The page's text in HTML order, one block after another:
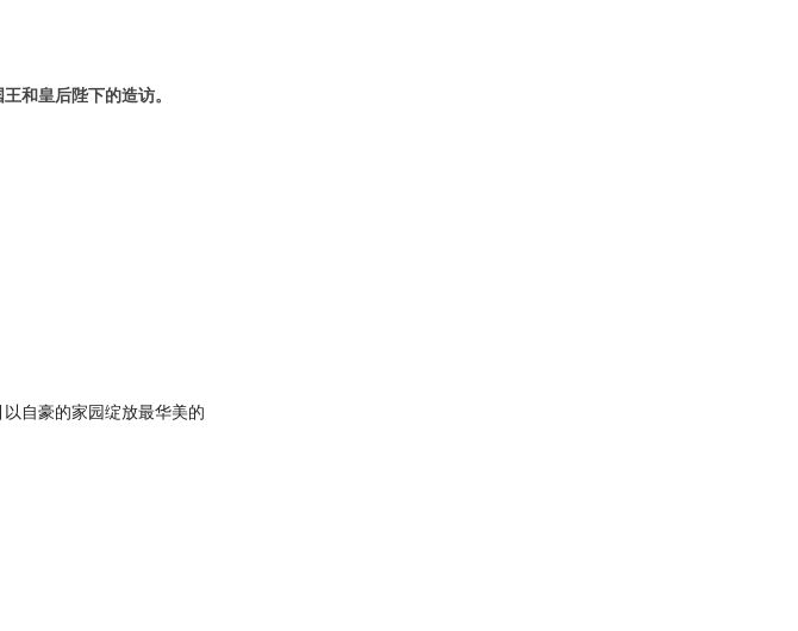
和皇后陛下的造访。
自豪的家园绽放最华美的